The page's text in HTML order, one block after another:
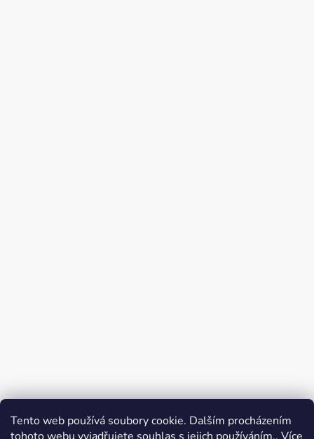
Tento web používá soubory cookie. Dalším procházením